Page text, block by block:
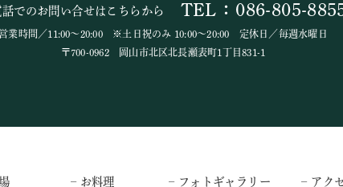
話でのお問い合せはこちらから TEL：086-805-
業時間／11:00～20:00 ※土日祝のみ 10:00～20:00 定休日／毎週水曜日
〒700-0962 岡山市北区北長瀬表町1丁目831-1
– お料理 – フォトギャラリー – アク